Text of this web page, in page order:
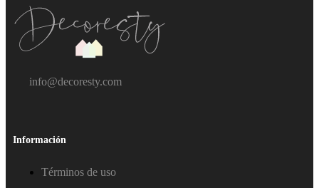
info@decoresty.com
Información
Términos de uso